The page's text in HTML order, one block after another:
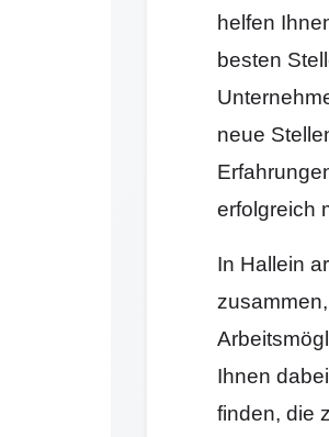
helfen
besten
neue
erfolgreich
In Hallein
Ihnen
finden, die